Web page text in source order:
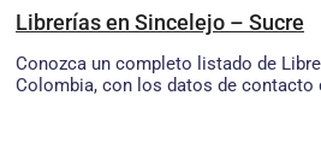
Librerías en Sincelejo – Sucre
Conozca un completo listado de
Colombia, con los datos de contacto